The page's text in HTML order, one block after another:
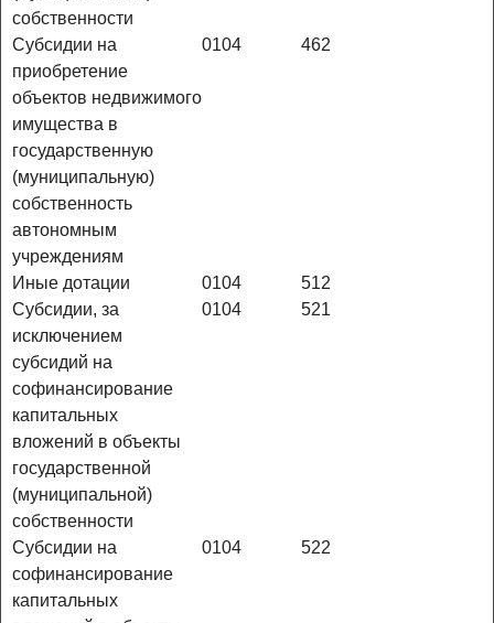
собственности
Субсидии на
приобретение
объектов недвижимого
имущества в
государственную
(муниципальную)
собственность
автономным
учреждениям
0104 462
Иные дотации 0104
512
Субсидии, за
исключением
субсидий на
софинансирование
капитальных
вложений в объекты
государственной
(муниципальной)
собственности
0104 521
Субсидии на
софинансирование
капитальных
0104 522